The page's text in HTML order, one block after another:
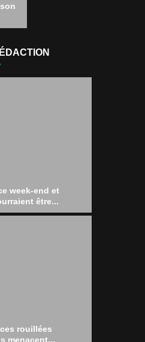
week-end et
être...
rouillées
menacent...